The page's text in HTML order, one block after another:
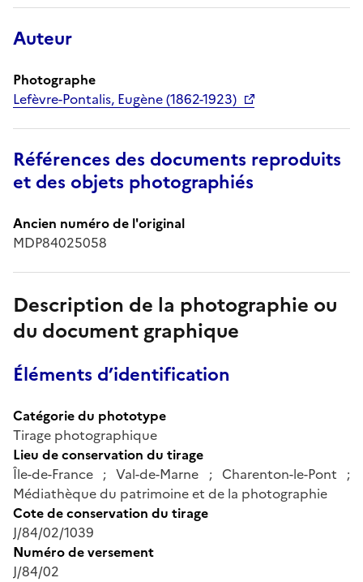
Auteur
Photographe
Lefèvre-Pontalis, Eugène (1862-1923)
Références des documents reproduits
et des objets photographiés
Ancien numéro de l'original
MDP84025058
Description de la photographie ou
du document graphique
Éléments d’identification
Catégorie du phototype
Tirage photographique
Lieu de conservation du tirage
Île-de-France ; Val-de-Marne ; Charenton-le-Pont ;
Médiathèque du patrimoine et de la photographie
Cote de conservation du tirage
J/84/02/1039
Numéro de versement
J/84/02